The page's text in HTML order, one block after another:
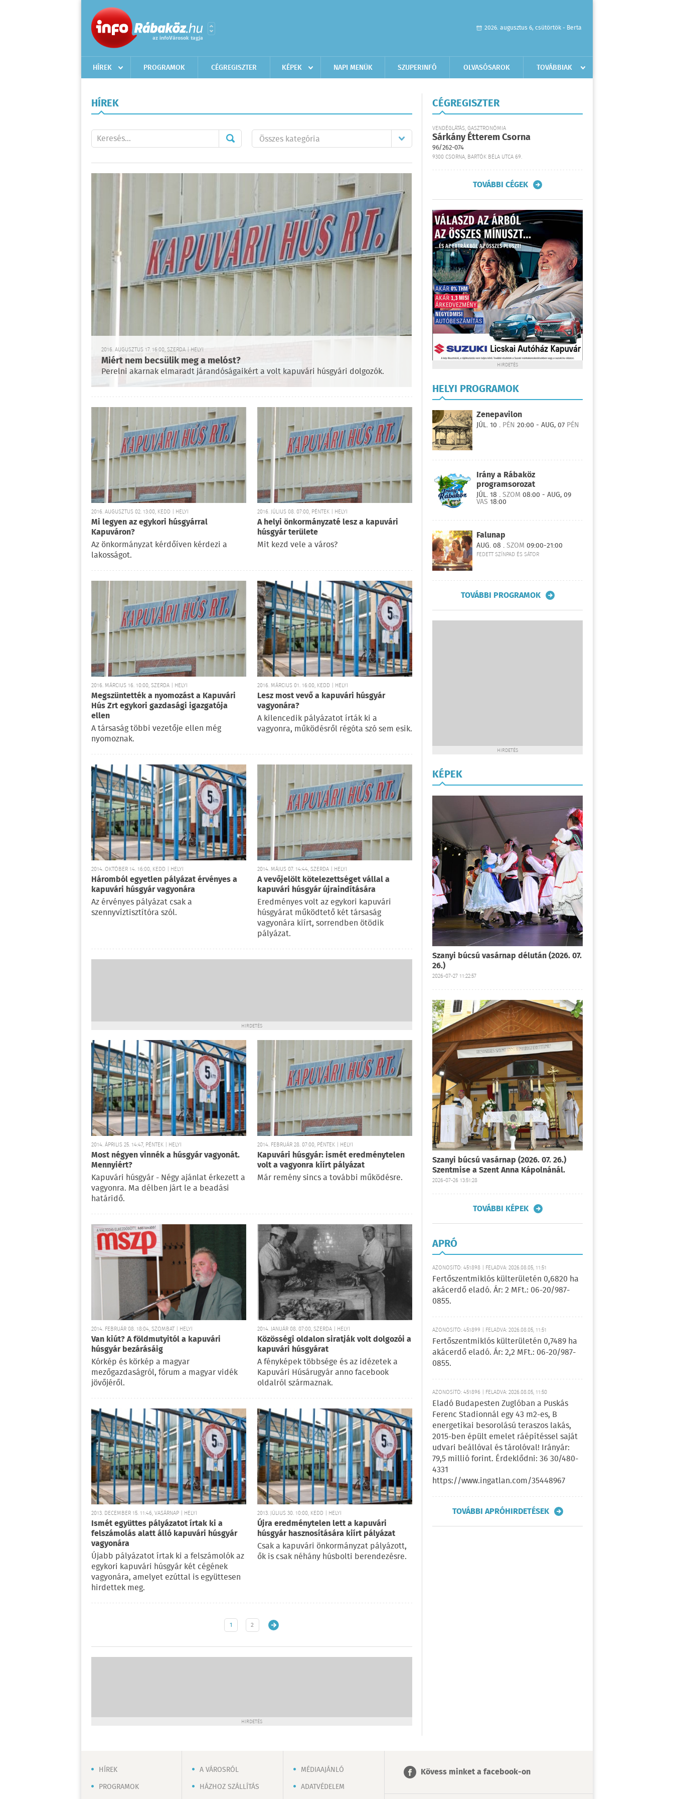
2026. augusztus 6, csütörtök - Berta
HÍREK PROGRAMOK CÉGREGISZTER KÉPEK NAPI MENÜK SZUPERINFÓ OLVASÓSAROK TOVÁBBIAK
HÍREK
2016. AUGUSZTUS 17. 16:00, SZERDA | HELYI
Miért nem becsülik meg a melóst?
Perelni akarnak elmaradt járandóságaikért a volt kapuvári húsgyári dolgozók.
2016. AUGUSZTUS 02. 13:00, KEDD | HELYI
Mi legyen az egykori húsgyárral
Kapuváron?
Az önkormányzat kérdőíven kérdezi a
lakosságot.
2016. JÚLIUS 08. 07:00, PÉNTEK | HELYI
A helyi önkormányzaté lesz a kapuvári
húsgyár területe
Mit kezd vele a város?
2016. MÁRCIUS 16. 10:00, SZERDA | HELYI
Megszüntették a nyomozást a Kapuvári
Hús Zrt egykori gazdasági igazgatója
ellen
A társaság többi vezetője ellen még
nyomoznak.
2016. MÁRCIUS 01. 16:00, KEDD | HELYI
Lesz most vevő a kapuvári húsgyár
vagyonára?
A kilencedik pályázatot írták ki a
vagyonra, működésről régóta szó sem esik.
2014. OKTÓBER 14. 16:00, KEDD | HELYI
Háromból egyetlen pályázat érvényes a
kapuvári húsgyár vagyonára
Az érvényes pályázat csak a
szennyvíztisztítóra szól.
2014. MÁJUS 07. 14:44, SZERDA | HELYI
A vevőjelölt kötelezettséget vállal a
kapuvári húsgyár újraindítására
Eredményes volt az egykori kapuvári
húsgyárat működtető két társaság
vagyonára kiírt, sorrendben ötödik
pályázat.
HIRDETÉS
2014. ÁPRILIS 25. 14:47, PÉNTEK | HELYI
Most négyen vinnék a húsgyár vagyonát.
Mennyiért?
Kapuvári húsgyár - Négy ajánlat érkezett a
vagyonra. Ma délben járt le a beadási
határidő.
2014. FEBRUÁR 28. 07:00, PÉNTEK | HELYI
Kapuvári húsgyár: ismét eredménytelen
volt a vagyonra kiírt pályázat
Már remény sincs a további működésre.
2014. FEBRUÁR 08. 18:04, SZOMBAT | HELYI
Van kiút? A földmutyitól a kapuvári
húsgyár bezárásáig
Kórkép és körkép a magyar
mezőgazdaságról, fórum a magyar vidék
jövőjéről.
2014. JANUÁR 08. 07:00, SZERDA | HELYI
Közösségi oldalon siratják volt dolgozói a
kapuvári húsgyárat
A fényképek többsége és az idézetek a
Kapuvári Húsárugyár anno facebook
oldalról származnak.
2013. DECEMBER 15. 11:46, VASÁRNAP | HELYI
Ismét együttes pályázatot írtak ki a
felszámolás alatt álló kapuvári húsgyár
vagyonára
Újabb pályázatot írtak ki a felszámolók az
egykori kapuvári húsgyár két cégének
vagyonára, amelyet ezúttal is együttesen
hirdettek meg.
2013. JÚLIUS 30. 10:00, KEDD | HELYI
Újra eredménytelen lett a kapuvári
húsgyár hasznosítására kiírt pályázat
Csak a kapuvári önkormányzat pályázott,
ők is csak néhány húsbolti berendezésre.
1 2
HIRDETÉS
CÉGREGISZTER
VENDÉGLÁTÁS, GASZTRONÓMIA
Sárkány Étterem Csorna
96/262-074
9300 CSORNA, BARTÓK BÉLA UTCA 69.
TOVÁBBI CÉGEK
HIRDETÉS
HELYI PROGRAMOK
Zenepavilon
JÚL. 10 . PÉN 20:00 - AUG, 07 PÉN
Irány a Rábaköz
programsorozat
JÚL. 18 .SZOM 08:00 - AUG, 09
VAS 18:00
Falunap
AUG. 08 .SZOM 09:00-21:00
FEDETT SZÍNPAD ÉS SÁTOR
TOVÁBBI PROGRAMOK
HIRDETÉS
KÉPEK
Szanyi búcsú vasárnap délután (2026. 07.
26.)
2026-07-27 11:22:57
Szanyi búcsú vasárnap (2026. 07. 26.)
Szentmise a Szent Anna Kápolnánál.
2026-07-26 13:51:28
TOVÁBBI KÉPEK
APRÓ
AZONOSÍTÓ: 451898 | FELADVA: 2026.08.05, 11:51
Fertőszentmiklós külterületén 0,6820 ha
akácerdő eladó. Ár: 2 MFt.: 06-20/987-
0855.
AZONOSÍTÓ: 451899 | FELADVA: 2026.08.05, 11:51
Fertőszentmiklós külterületén 0,7489 ha
akácerdő eladó. Ár: 2,2 MFt.: 06-20/987-
0855.
AZONOSÍTÓ: 451896 | FELADVA: 2026.08.05, 11:50
Eladó Budapesten Zuglóban a Puskás
Ferenc Stadionnál egy 43 m2-es, B
energetikai besorolású teraszos lakás,
2015-ben épült emelet ráépítéssel saját
udvari beállóval és tárolóval! Irányár:
79,5 millió forint. Érdeklődni: 36 30/480-
4331
https://www.ingatlan.com/35448967
TOVÁBBI APRÓHIRDETÉSEK
HÍREK
PROGRAMOK
A VÁROSRÓL
HÁZHOZ SZÁLLÍTÁS
MÉDIAAJÁNLÓ
ADATVÉDELEM
Kövess minket a facebook-on